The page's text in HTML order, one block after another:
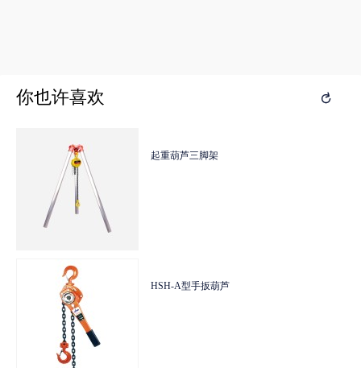
你也许喜欢
HSZ型手拉葫芦
HSZ-A型手拉葫芦
你也许喜欢
起重葫芦三脚架
HSH-A型手扳葫芦
HSZ型手拉葫芦
HSZ-A型手拉葫芦
起重葫芦三脚架
HSH-A型手扳葫芦
